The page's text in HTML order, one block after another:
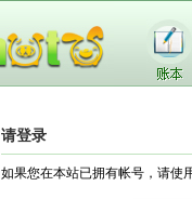
请登录
如果您在本站已拥有帐号，请使